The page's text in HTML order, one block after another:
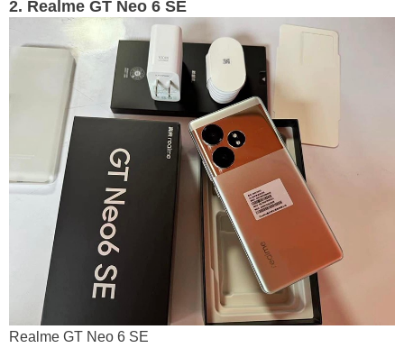
2. Realme GT Neo 6 SE
Realme GT Neo 6 SE